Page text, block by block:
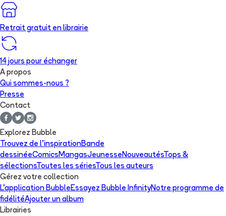
Retrait gratuit en librairie
14 jours pour échanger
A propos
Qui sommes-nous ?
Presse
Contact
Explorez Bubble
Trouvez de l'inspirationBande
dessinéeComicsMangasJeunesseNouveautésTops &
sélectionsToutes les sériesTous les auteurs
Gérez votre collection
L'application BubbleEssayez Bubble InfinityNotre programme de
fidélitéAjouter un album
Librairies